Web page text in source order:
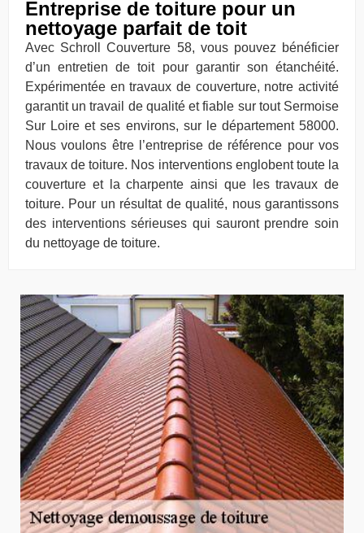
Entreprise de toiture pour un
nettoyage parfait de toit
Avec Schroll Couverture 58, vous pouvez bénéficier
d’un entretien de toit pour garantir son étanchéité.
Expérimentée en travaux de couverture, notre activité
garantit un travail de qualité et fiable sur tout Sermoise
Sur Loire et ses environs, sur le département 58000.
Nous voulons être l’entreprise de référence pour vos
travaux de toiture. Nos interventions englobent toute la
couverture et la charpente ainsi que les travaux de
toiture. Pour un résultat de qualité, nous garantissons
des interventions sérieuses qui sauront prendre soin
du nettoyage de toiture.